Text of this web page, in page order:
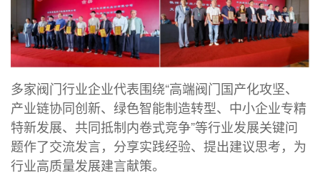
多家阀门行业企业代表围绕“高端阀门国产化攻坚、
产业链协同创新、绿色智能制造转型、中小企业专精
特新发展、共同抵制内卷式竞争”等行业发展关键问
题作了交流发言，分享实践经验、提出建议思考，为
行业高质量发展建言献策。